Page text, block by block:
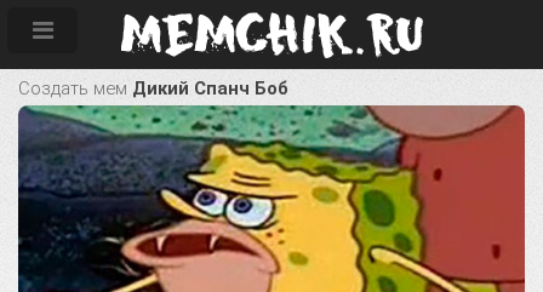
Создать мем Дикий Спанч Боб